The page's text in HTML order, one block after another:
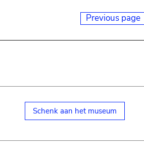
Previous page
Schenk aan het museum